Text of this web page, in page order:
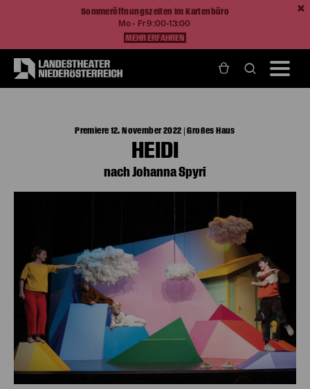
Sommeröffnungszeiten im Kartenbüro
Mo - Fr 9:00-13:00
MEHR ERFAHREN
Premiere 12. November 2022 | Großes Haus
HEIDI
nach Johanna Spyri